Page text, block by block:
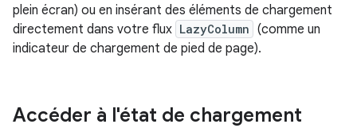
plein écran) ou en insérant des éléments de chargement
directement dans votre flux LazyColumn (comme un
indicateur de chargement de pied de page).
Accéder à l'état de chargement